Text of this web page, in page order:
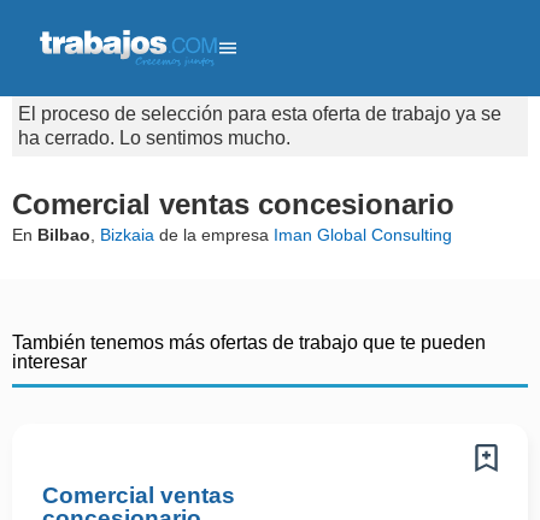
El proceso de selección para esta oferta de trabajo ya se
ha cerrado. Lo sentimos mucho.
Comercial ventas concesionario
En Bilbao Bizkaia de la empresa Iman Global Consulting
También tenemos más ofertas de trabajo que te pueden
interesar
Comercial ventas